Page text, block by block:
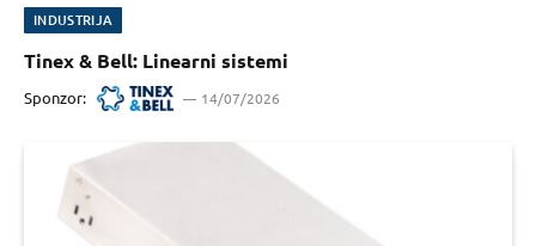
INDUSTRIJA
Tinex & Bell: Linearni sistemi
Sponzor: 14/07/2026